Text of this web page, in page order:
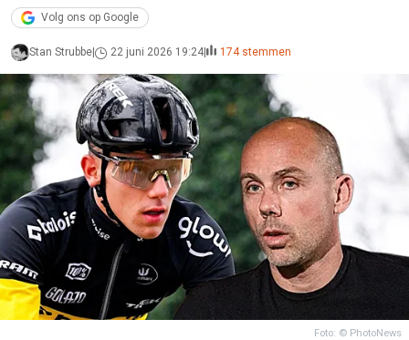
Volg ons op Google
Stan Strubbe 22 juni 2026 19:24 174 stemmen
Foto: © PhotoNews